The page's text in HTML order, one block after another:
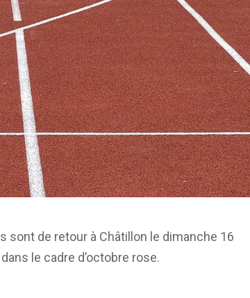
sont de retour à Châtillon le dimanche 16
le cadre d’octobre rose.